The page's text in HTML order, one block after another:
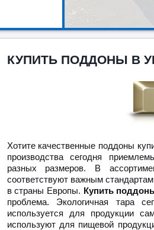
КУПИТЬ ПОДДОНЫ В
Хотите качественные поддоны
производства сегодня
разных размеров. В
соответствуют важным
в страны Европы. Купить
проблема. Экологичная тара
используется для продукции
используют для пищевой